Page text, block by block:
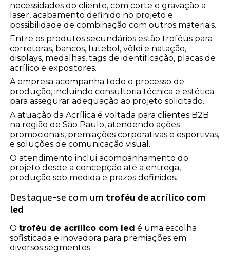
necessidades do cliente, com corte e gravação a
laser, acabamento definido no projeto e
possibilidade de combinação com outros materiais.
Entre os produtos secundários estão troféus para
corretoras, bancos, futebol, vôlei e natação,
displays, medalhas, tags de identificação, placas de
acrílico e expositores.
A empresa acompanha todo o processo de
produção, incluindo consultoria técnica e estética
para assegurar adequação ao projeto solicitado.
A atuação da Acrílica é voltada para clientes B2B
na região de São Paulo, atendendo ações
promocionais, premiações corporativas e esportivas,
e soluções de comunicação visual.
O atendimento inclui acompanhamento do
projeto desde a concepção até a entrega,
produção sob medida e prazos definidos.
Destaque-se com um troféu de acrílico com
led
Otroféu de acrílico com led é uma escolha
sofisticada e inovadora para premiações em
diversos segmentos.